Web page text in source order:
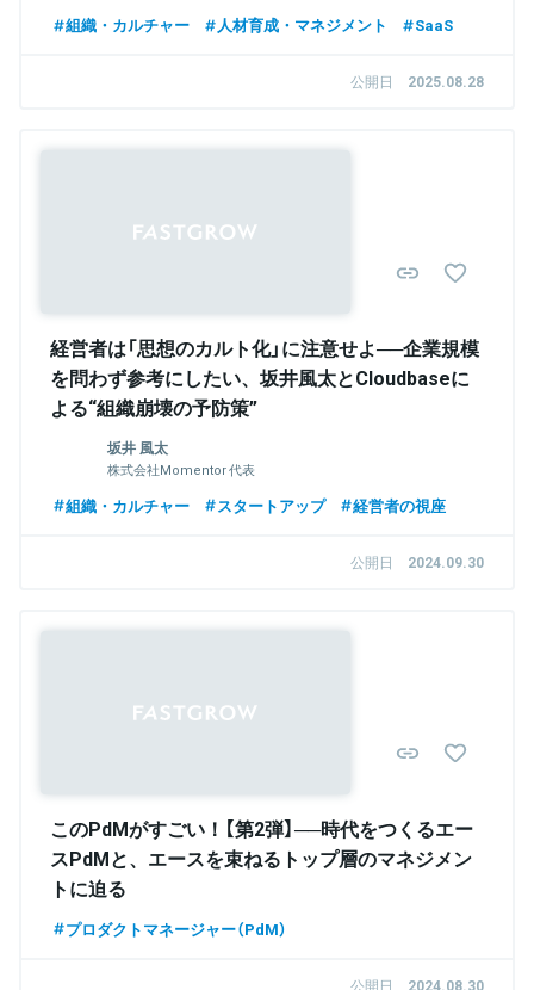
組織・カルチャー 人材育成・マネジメント SaaS
公開日 2025.08.28
経営者は「思想のカルト化」に注意せよ──企業規模
を問わず参考にしたい、坂井風太とCloudbaseに
よる“組織崩壊の予防策”
坂井 風太
株式会社Momentor 代表
組織・カルチャー スタートアップ 経営者の視座
公開日 2024.09.30
このPdMがすごい！【第2弾】──時代をつくるエー
スPdMと、エースを束ねるトップ層のマネジメン
トに迫る
プロダクトマネージャー（PdM）
公開日 2024.08.30